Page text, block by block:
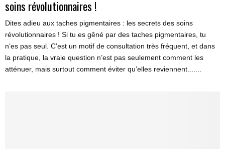
soins révolutionnaires !
Dites adieu aux taches pigmentaires : les secrets des soins
révolutionnaires ! Si tu es gêné par des taches pigmentaires, tu
n’es pas seul. C’est un motif de consultation très fréquent, et dans
la pratique, la vraie question n’est pas seulement comment les
atténuer, mais surtout comment éviter qu’elles reviennent.......